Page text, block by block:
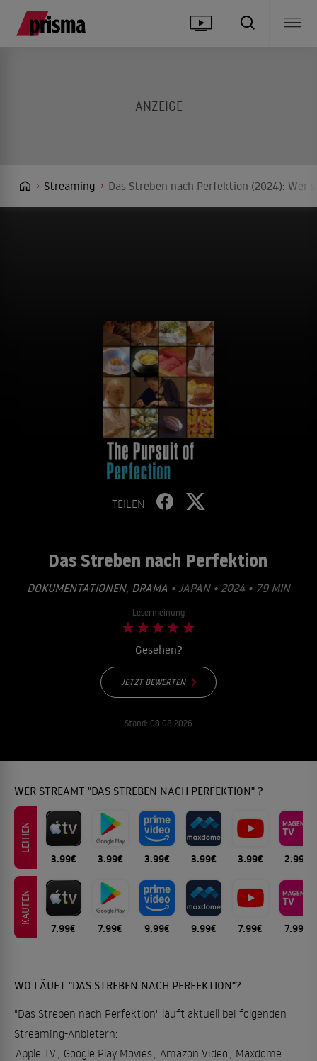
Streaming Das Streben nach Perfektion (2024): Wer
TEILEN
Das Streben nach Perfektion
DOKUMENTATIONEN, DRAMA • JAPAN • 2024 • 79 MIN
Lesermeinung
Gesehen?
JETZT BEWERTEN
Stand: 08.08.2026
WER STREAMT "DAS STREBEN NACH PERFEKTION" ?
LEIHEN
3.99€ 3.99€ 3.99€ 3.99€ 3.99€ 2.99€
KAUFEN
7.99€ 7.99€ 9.99€ 9.99€ 7.99€ 7.99€
WO LÄUFT "DAS STREBEN NACH PERFEKTION"?
"Das Streben nach Perfektion" läuft aktuell bei folgenden
Streaming-Anbietern:
Apple TV, Google Play Movies, Amazon Video , Maxdome